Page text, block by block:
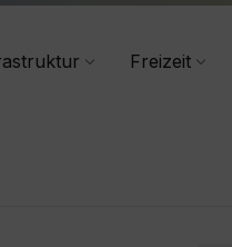
Freizeit